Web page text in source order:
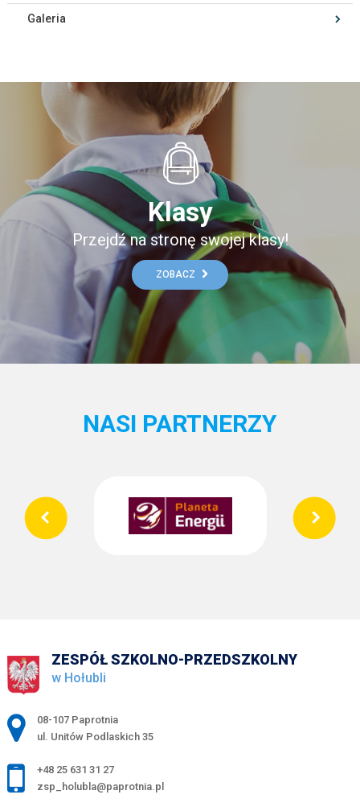
Galeria
Klasy
Przejdź na stronę swojej klasy!
ZOBACZ
NASI PARTNERZY
ZESPÓŁ SZKOLNO-PRZEDSZKOLNY
w Hołubli
Adres pocztowy:
08-107 Paprotnia
ul. Unitów Podlaskich 35
+48 25 631 31 27
zsp_holubla@paprotnia.pl